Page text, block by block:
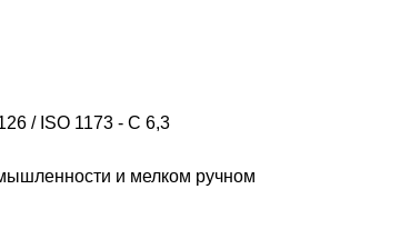
/ ISO 1173 - C 6,3
и мелком ручном